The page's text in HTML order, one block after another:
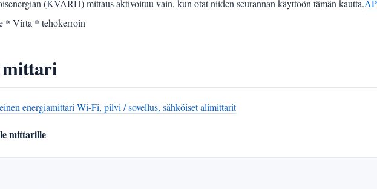
(KVARH) mittaus aktivoituu vain, kun otat niiden seurannan käyttöön tämän kautta.
* Virta * tehokerroin
mittari
energiamittari Wi-Fi, pilvi / sovellus, sähköiset alimittarit
mittarille